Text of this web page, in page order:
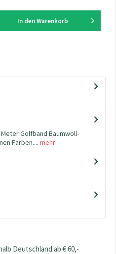
In den Warenkorb
Golfband Baumwoll-
Farben.... mehr
Deutschland ab € 60,-